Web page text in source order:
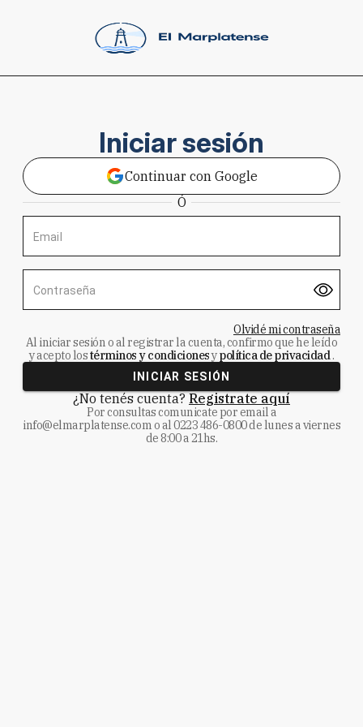
Iniciar sesión
Continuar con Google
Ó
Email
Contraseña
Olvidé mi contraseña
Al iniciar sesión o al registrar la cuenta, confirmo que he leído
y acepto lostérminos y condicionesypolítica de privacidad.
INICIAR SESIÓN
¿No tenés cuenta? Registrate aquí
Por consultas comunicate por email a
info@elmarplatense.como al0223 486-0800de lunes a viernes
de 8:00 a 21hs.